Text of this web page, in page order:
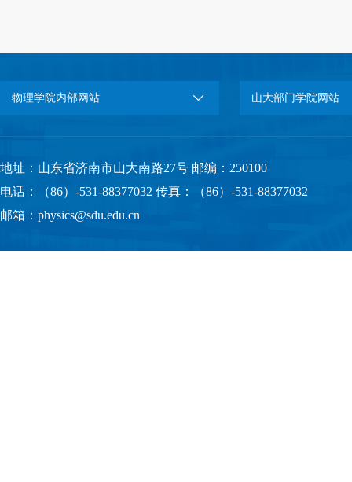
物理学院内部网站 山大部门学院网站
地址：山东省济南市山大南路27号 邮编：250100
电话：（86）-531-88377032 传真：（86）-531-88377032
邮箱：physics@sdu.edu.cn